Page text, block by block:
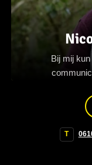
Bij mij
T